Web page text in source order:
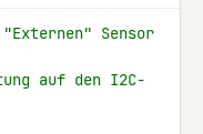
Sensor
auf den I2C-